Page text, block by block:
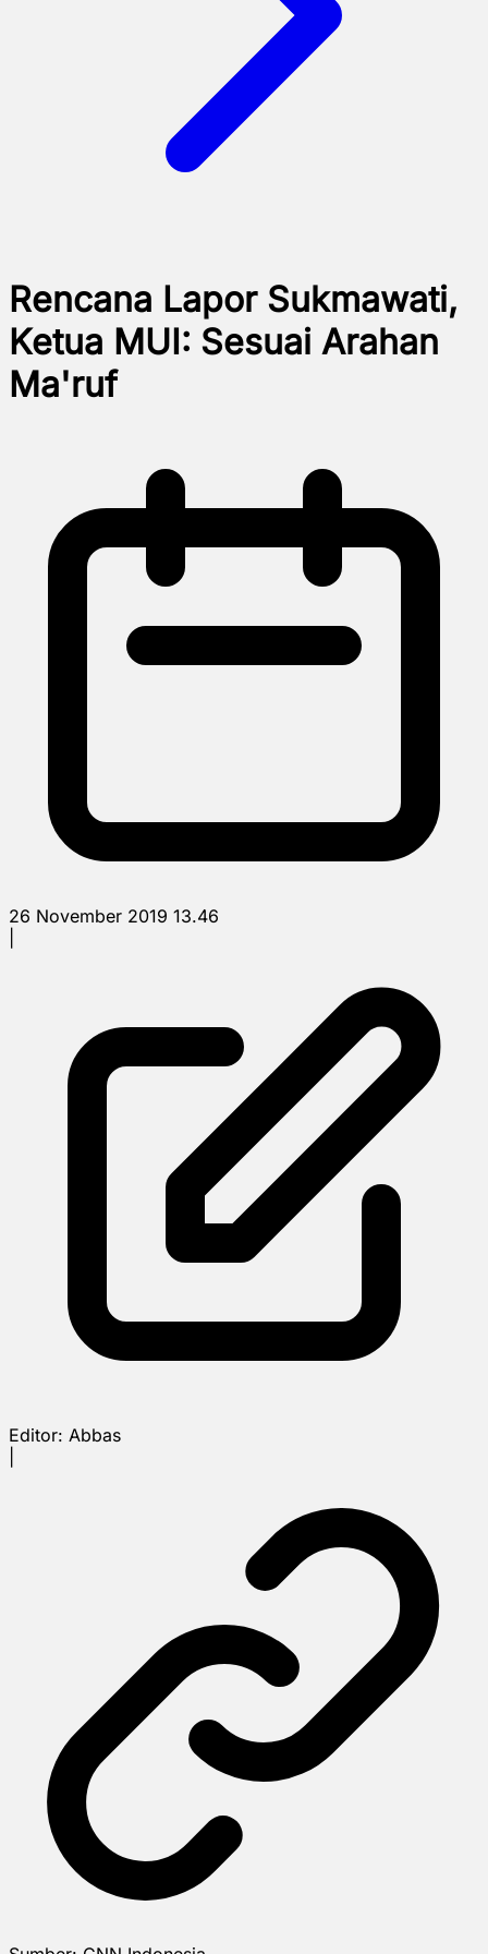
Rencana Lapor Sukmawati,
Ketua MUI: Sesuai Arahan
Ma'ruf
26 November 2019 13.46
Editor: Abbas